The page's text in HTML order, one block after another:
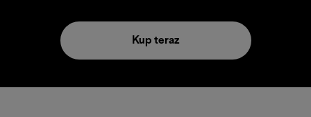
Kup teraz